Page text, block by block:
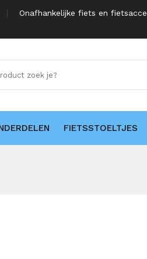
Onafhankelijke fiets en
FIETSSTOELTJES